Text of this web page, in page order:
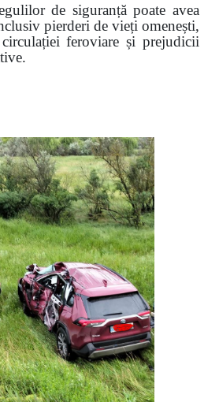
de siguranță poate avea
pierderi de vieți omenești,
feroviare și prejudicii